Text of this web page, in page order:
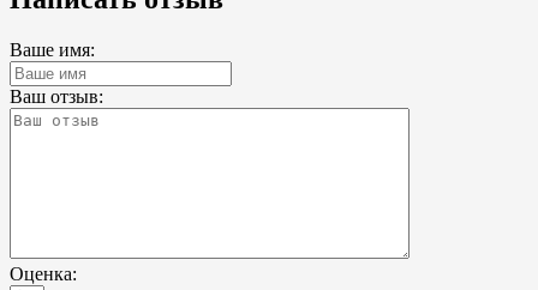
Ваше имя:
Ваш отзыв:
Оценка: